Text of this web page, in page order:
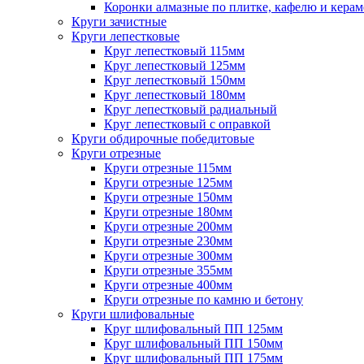
Коронки алмазные по плитке, кафелю и
Круги зачистные
Круги лепестковые
Круг лепестковый 115мм
Круг лепестковый 125мм
Круг лепестковый 150мм
Круг лепестковый 180мм
Круг лепестковый радиальный
Круг лепестковый с оправкой
Круги обдирочные победитовые
Круги отрезные
Круги отрезные 115мм
Круги отрезные 125мм
Круги отрезные 150мм
Круги отрезные 180мм
Круги отрезные 200мм
Круги отрезные 230мм
Круги отрезные 300мм
Круги отрезные 355мм
Круги отрезные 400мм
Круги отрезные по камню и бетону
Круги шлифовальные
Круг шлифовальный ПП 125мм
Круг шлифовальный ПП 150мм
Круг шлифовальный ПП 175мм